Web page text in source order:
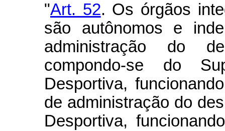
"Art. 52. Os órgãos
são autônomos e
administração do
compondo-se do
Desportiva,
de administração do
Desportiva,